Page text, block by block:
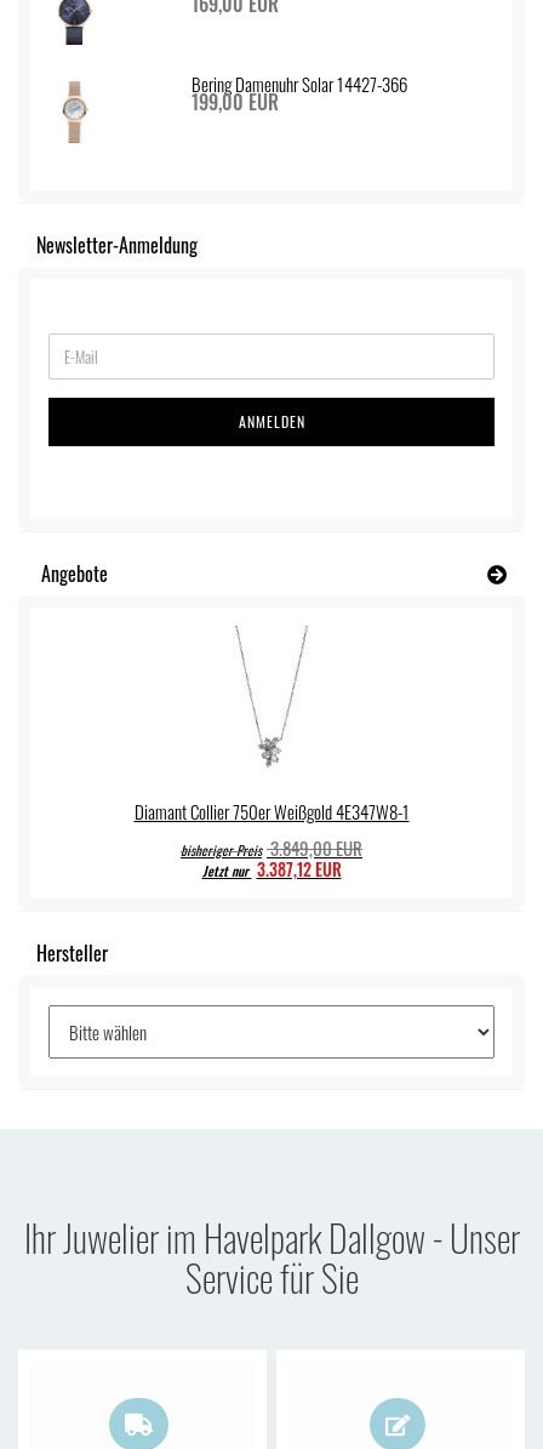
Bering Damenuhr Solar 14427-366
199,00 EUR
Newsletter-Anmeldung
ANMELDEN
Angebote
Diamant Collier 750er Weißgold 4E347W8-1
bisheriger Preis 3.849,00 EUR
Jetzt nur 3.387,12 EUR
Hersteller
Ihr Juwelier im Havelpark Dallgow - Unser
Service für Sie